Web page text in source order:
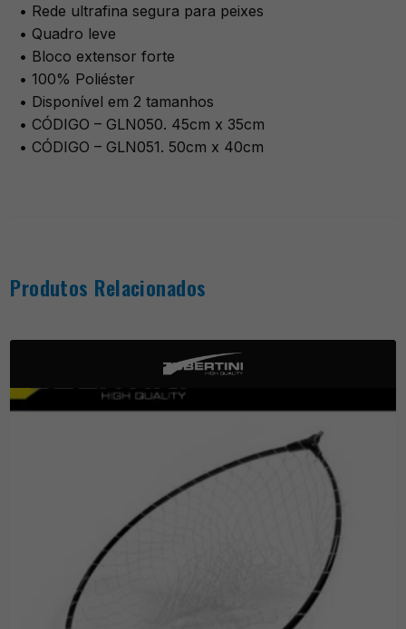
• Rede ultrafina segura para peixes
• Quadro leve
• Bloco extensor forte
• 100% Poliéster
• Disponível em 2 tamanhos
• CÓDIGO – GLN050. 45cm x 35cm
• CÓDIGO – GLN051. 50cm x 40cm
Produtos Relacionados